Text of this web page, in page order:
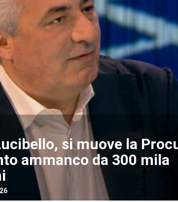
si muove la
ammanco da 300 mila